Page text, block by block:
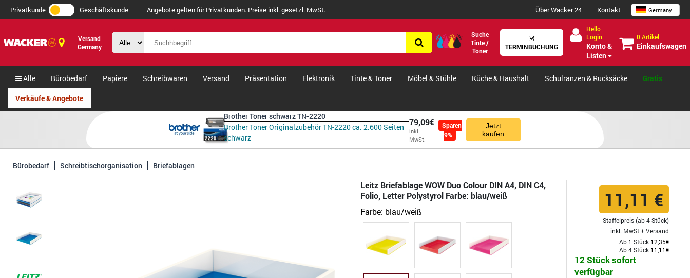
Privatkunde Geschäftskunde Angebote gelten für Privatkunden. Preise inkl. gesetzl. MwSt. Über Wacker 24 Kontakt Germany
Versand
Germany
Suche
Tinte /
Toner
TERMINBUCHUNG
Hello
Login
Konto &
Listen
0 Artikel
Einkaufswagen
Alle Bürobedarf Papiere Schreibwaren Versand Präsentation Elektronik Tinte & Toner Möbel & Stühle Küche & Haushalt Schulranzen & Rucksäcke Gratis
Verkäufe & Angebote
Brother Toner schwarz TN-2220
Brother Toner Originalzubehör TN-2220 ca. 2.600 Seiten
schwarz
79,09€
inkl.
MwSt.
Sparen
9%
Jetzt
kaufen
Bürobedarf Schreibtischorganisation Briefablagen
Leitz Briefablage WOW Duo Colour DIN A4, DIN C4,
Folio, Letter Polystyrol Farbe: blau/weiß
Farbe: blau/weiß
11,11 €
Staffelpreis (ab 4 Stück)
inkl. MwSt +Versand
Ab 1 Stück 12,35€
Ab 4 Stück 11,11€
12 Stück sofort
verfügbar